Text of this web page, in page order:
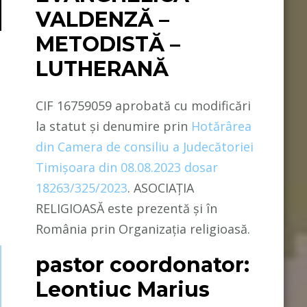
VALDENZĂ –
METODISTĂ –
LUTHERANĂ
CIF 16759059 aprobată cu modificări
la statut și denumire prin Hotărârea
din Camera de consiliu a Judecătoriei
Timișoara din 08.08.2023 dosar
18263/325/2023. ASOCIAȚIA
RELIGIOASĂ este prezentă și în
România prin Organizația religioasă.
pastor coordonator:
Leontiuc Marius